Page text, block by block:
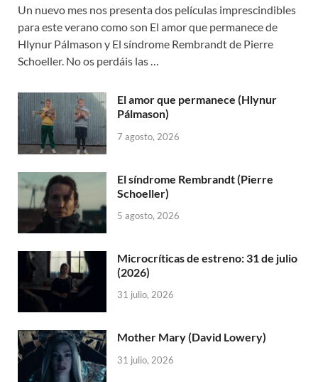
Un nuevo mes nos presenta dos películas imprescindibles
para este verano como son El amor que permanece de
Hlynur Pálmason y El síndrome Rembrandt de Pierre
Schoeller. No os perdáis las …
El amor que permanece (Hlynur
Pálmason)
7 agosto, 2026
El síndrome Rembrandt (Pierre
Schoeller)
5 agosto, 2026
Microcríticas de estreno: 31 de julio
(2026)
31 julio, 2026
Mother Mary (David Lowery)
31 julio, 2026